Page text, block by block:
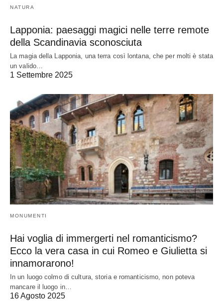
NATURA
Lapponia: paesaggi magici nelle terre remote
della Scandinavia sconosciuta
La magia della Lapponia, una terra così lontana, che per molti è stata
un valido…
1 Settembre 2025
MONUMENTI
Hai voglia di immergerti nel romanticismo?
Ecco la vera casa in cui Romeo e Giulietta si
innamorarono!
In un luogo colmo di cultura, storia e romanticismo, non poteva
mancare il luogo in…
16 Agosto 2025